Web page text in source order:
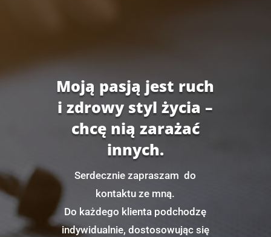
Moją pasją jest ruch
i zdrowy styl życia –
chcę nią zarażać
innych.
Serdecznie zapraszam do
kontaktu ze mną.
Do każdego klienta podchodzę
indywidualnie, dostosowując się